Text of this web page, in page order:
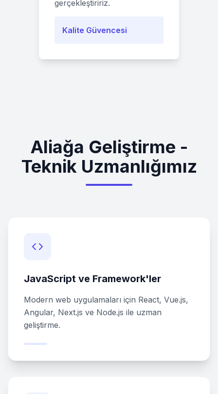
gerçekleştiririz.
Kalite Güvencesi
Aliağa Geliştirme -
Teknik Uzmanlığımız
JavaScript ve Framework'ler
Modern web uygulamaları için React, Vue.js,
Angular, Next.js ve Node.js ile uzman
geliştirme.